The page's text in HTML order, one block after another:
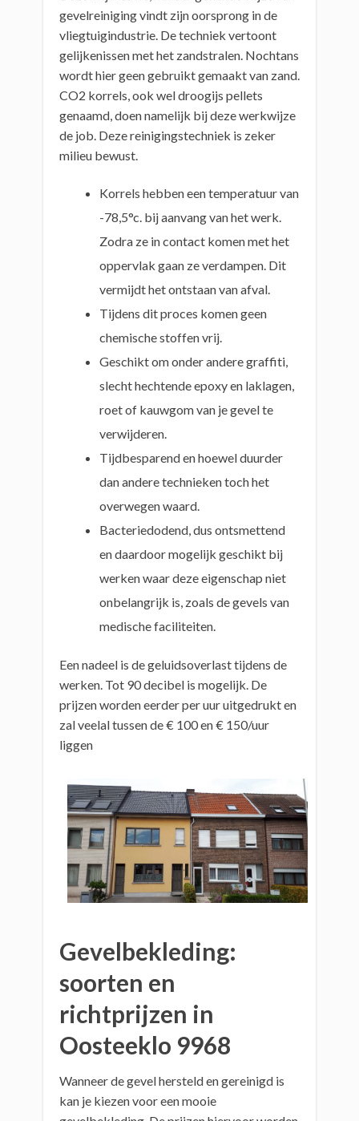
gevelreiniging vindt zijn oorsprong in de
vliegtuigindustrie. De techniek vertoont
gelijkenissen met het zandstralen. Nochtans
wordt hier geen gebruikt gemaakt van zand.
CO2 korrels, ook wel droogijs pellets
genaamd, doen namelijk bij deze werkwijze
de job. Deze reinigingstechniek is zeker
milieu bewust.
Korrels hebben een temperatuur van
-78,5°c. bij aanvang van het werk.
Zodra ze in contact komen met het
oppervlak gaan ze verdampen. Dit
vermijdt het ontstaan van afval.
Tijdens dit proces komen geen
chemische stoffen vrij.
Geschikt om onder andere graffiti,
slecht hechtende epoxy en laklagen,
roet of kauwgom van je gevel te
verwijderen.
Tijdbesparend en hoewel duurder
dan andere technieken toch het
overwegen waard.
Bacteriedodend, dus ontsmettend
en daardoor mogelijk geschikt bij
werken waar deze eigenschap niet
onbelangrijk is, zoals de gevels van
medische faciliteiten.
Een nadeel is de geluidsoverlast tijdens de
werken. Tot 90 decibel is mogelijk. De
prijzen worden eerder per uur uitgedrukt en
zal veelal tussen de € 100 en € 150/uur
liggen
Gevelbekleding:
soorten en
richtprijzen in
Oosteeklo 9968
Wanneer de gevel hersteld en gereinigd is
kan je kiezen voor een mooie